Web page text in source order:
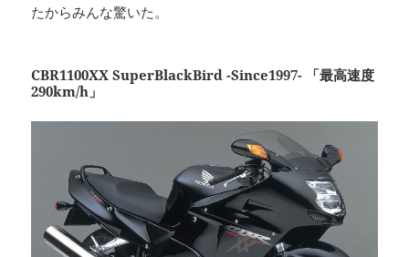
たからみんな驚いた。
CBR1100XX SuperBlackBird -Since1997- 「最高速度
290km/h」